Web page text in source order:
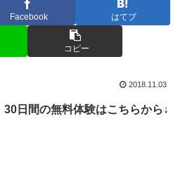
Facebook はてブ
コピー
2018.11.03
日間の無料体験はこちらから↓